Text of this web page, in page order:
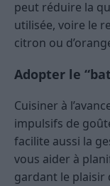
peut réduire la
utilisée, voire le
citron ou
Adopter le
Cuisiner à
impulsifs de
facilite aussi la
vous aider à
gardant le plaisir